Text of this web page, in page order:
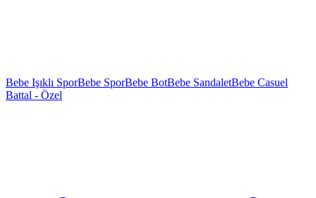
Bebe Işıklı SporBebe SporBebe BotBebe SandaletBebe Casuel
Battal - Özel